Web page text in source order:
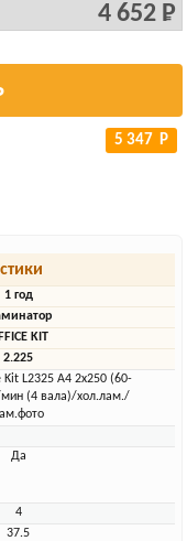
4 652 Р
5 347 Р
1 год
KIT
2.225
L2325 A4 2x250 (60-
(4 вала)/хол.лам./
Да
4
37.5